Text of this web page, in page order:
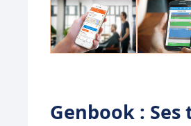
Genbook : Ses